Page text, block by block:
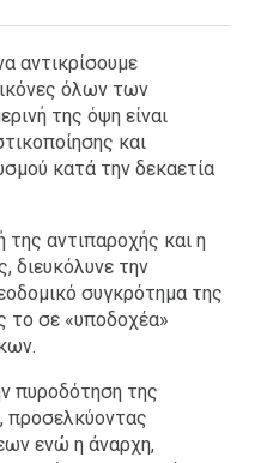
αντικρίσουμε
όλων των
της όψη είναι
και
κατά την δεκαετία
της αντιπαροχής και η
διευκόλυνε την
συγκρότημα της
το σε «υποδοχέα»
πυροδότηση της
προσελκύοντας
ενώ η άναρχη,